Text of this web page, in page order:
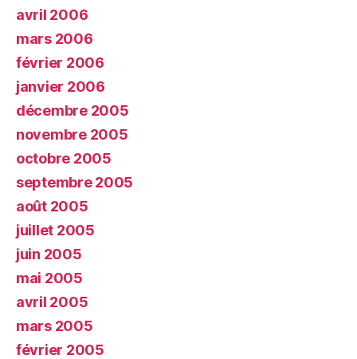
avril 2006
mars 2006
février 2006
janvier 2006
décembre 2005
novembre 2005
octobre 2005
septembre 2005
août 2005
juillet 2005
juin 2005
mai 2005
avril 2005
mars 2005
février 2005